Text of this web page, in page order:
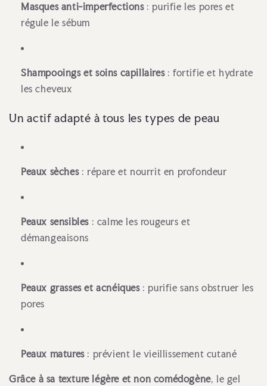
Masques anti-imperfections: purifie les pores et
régule le sébum
Shampooings et soins capillaires: fortifie et hydrate
les cheveux
Un actif adapté à tous les types de peau
Peaux sèches: répare et nourrit en profondeur
Peaux sensibles : calme les rougeurs et
démangeaisons
Peaux grasses et acnéiques: purifie sans obstruer les
pores
Peaux matures: prévient le vieillissement cutané
Grâce à sa texture légère et non comédogène, le gel